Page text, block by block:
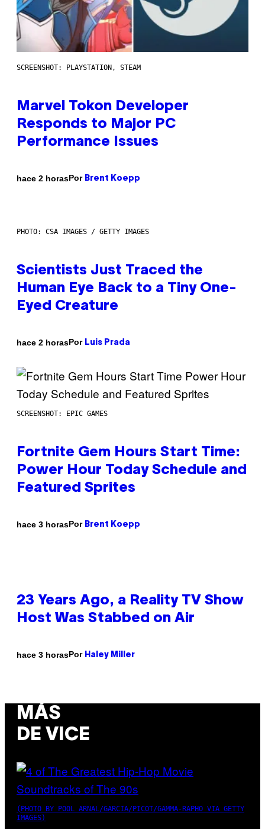
SCREENSHOT: PLAYSTATION, STEAM
Marvel Tokon Developer
Responds to Major PC
Performance Issues
hace 2 horasPor Brent Koepp
PHOTO: CSA IMAGES / GETTY IMAGES
Scientists Just Traced the
Human Eye Back to a Tiny One-
Eyed Creature
hace 2 horasPor Luis Prada
SCREENSHOT: EPIC GAMES
Fortnite Gem Hours Start Time:
Power Hour Today Schedule and
Featured Sprites
hace 3 horasPor Brent Koepp
23 Years Ago, a Reality TV Show
Host Was Stabbed on Air
hace 3 horasPor Haley Miller
MÁS
DE VICE
(PHOTO BY POOL ARNAL/GARCIA/PICOT/GAMMA-RAPHO VIA GETTY
IMAGES)